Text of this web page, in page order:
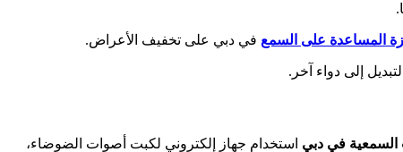
المساعدة على السمع في دبي على تخفيف الأعراض.
إلى دواء آخر.
السمعية في دبي استخدام جهاز إلكتروني لكبت أصوات الضوضاء،